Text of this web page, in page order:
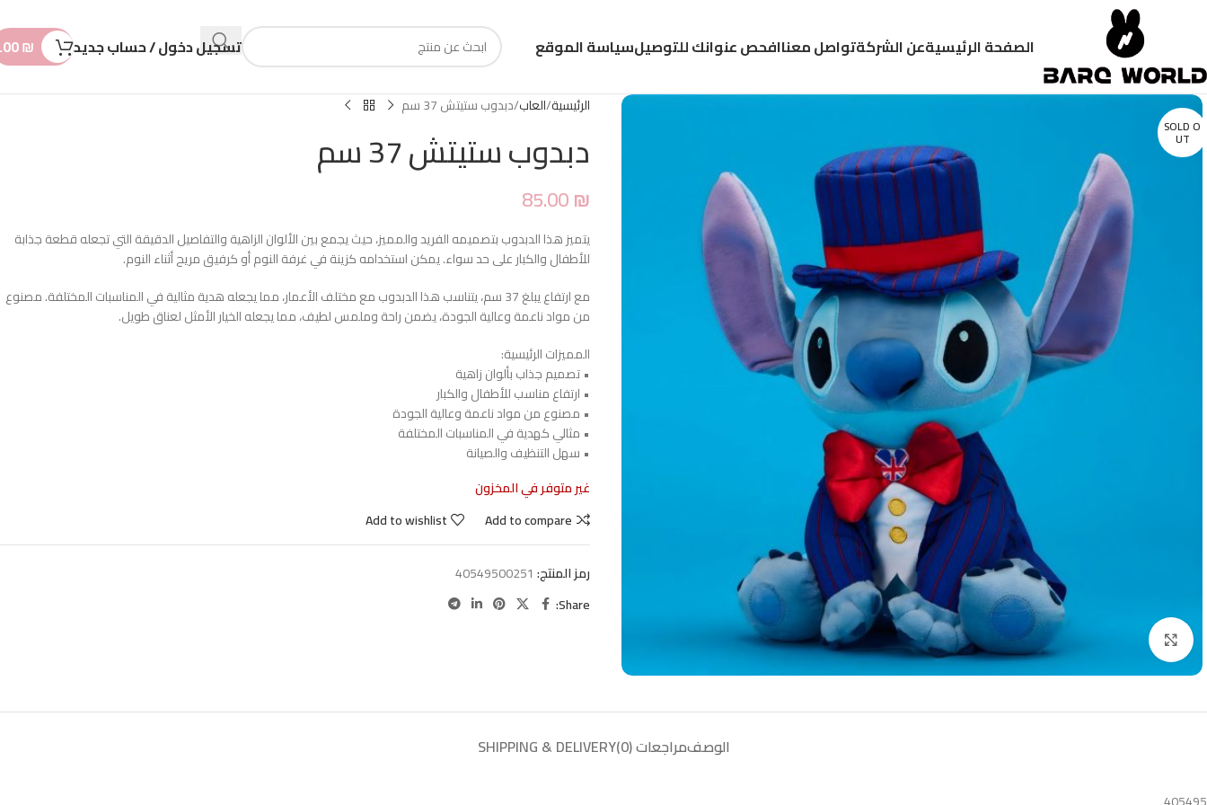
الصفحة الرئيسيةعن الشركةتواصل معناافحص عنوانك للتوصيلسياسة الموقع تسجيل دخول / حساب جديد ₪
SOLD O
UT
الرئيسية العاب دبدوب ستيتش 37 سم
دبدوب ستيتش 37 سم
85.00₪
يتميز هذا الدبدوب بتصميمه الفريد والمميز، حيث يجمع بين الألوان الزاهية والتفاصيل الدقيقة التي تجعله قطعة جذابة
للأطفال والكبار على حد سواء. يمكن استخدامه كزينة في غرفة النوم أو كرفيق مريح أثناء النوم.
مع ارتفاع يبلغ 37 سم، يتناسب هذا الدبدوب مع مختلف الأعمار، مما يجعله هدية مثالية في المناسبات المختلفة. مصنوع
من مواد ناعمة وعالية الجودة، يضمن راحة وملمس لطيف، مما يجعله الخيار الأمثل لعناق طويل.
المميزات الرئيسية:
• تصميم جذاب بألوان زاهية
• ارتفاع مناسب للأطفال والكبار
• مصنوع من مواد ناعمة وعالية الجودة
• مثالي كهدية في المناسبات المختلفة
• سهل التنظيف والصيانة
غير متوفر في المخزون
Add to compare
Add to wishlist
رمز المنتج: 40549500251
Share:
الوصفمراجعات (0) SHIPPING & DELIVERY